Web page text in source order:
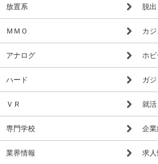
▼世界中のプレイヤーと対戦しよう
最強のデッキを組んでオンライン
ランキング上位を目指して勝利を
※トレーディングカードゲームファ
ル！
「オーダー＆カオス デュエル」を
ド！
放置系 脱出
ＭＭＯ カ
アナログ ホ
ハード ガ
ＶＲ 就
専門学校 企
業界情報 求